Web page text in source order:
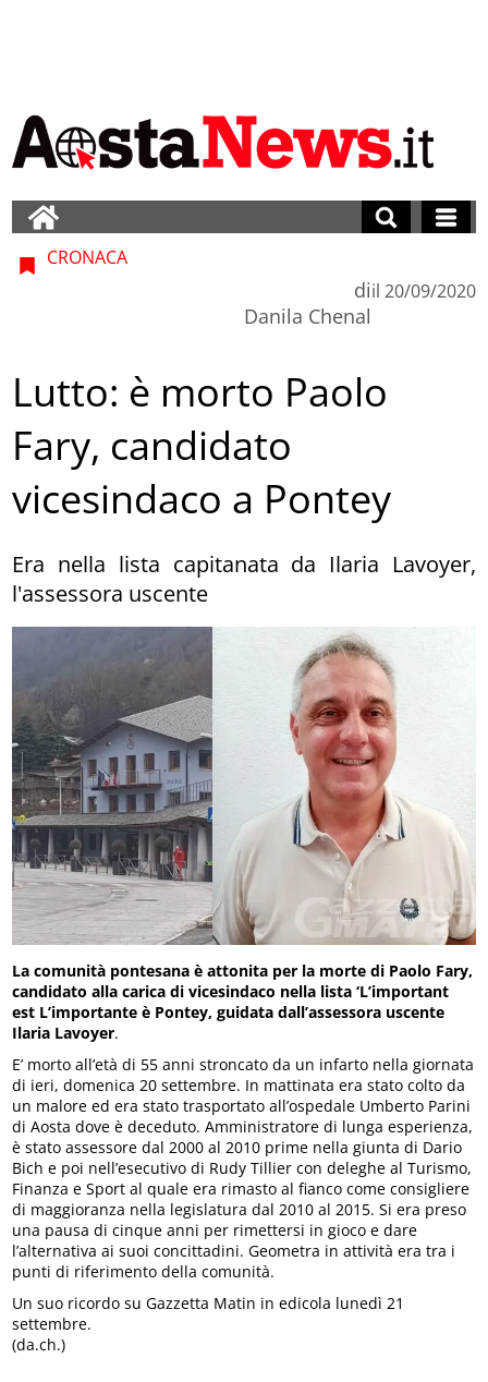
CRONACA
di
Danila Chenal
il 20/09/2020
Lutto: è morto Paolo
Fary, candidato
vicesindaco a Pontey
Era nella lista capitanata da Ilaria Lavoyer,
l'assessora uscente
La comunità pontesana è attonita per la morte di Paolo Fary,
candidato alla carica di vicesindaco nella lista ‘L’important
est L’importante è Pontey, guidata dall’assessora uscente
Ilaria Lavoyer.
E’ morto all’età di 55 anni stroncato da un infarto nella giornata
di ieri, domenica 20 settembre. In mattinata era stato colto da
un malore ed era stato trasportato all’ospedale Umberto Parini
di Aosta dove è deceduto. Amministratore di lunga esperienza,
è stato assessore dal 2000 al 2010 prime nella giunta di Dario
Bich e poi nell’esecutivo di Rudy Tillier con deleghe al Turismo,
Finanza e Sport al quale era rimasto al fianco come consigliere
di maggioranza nella legislatura dal 2010 al 2015. Si era preso
una pausa di cinque anni per rimettersi in gioco e dare
l’alternativa ai suoi concittadini. Geometra in attività era tra i
punti di riferimento della comunità.
Un suo ricordo su Gazzetta Matin in edicola lunedì 21
settembre.
(da.ch.)